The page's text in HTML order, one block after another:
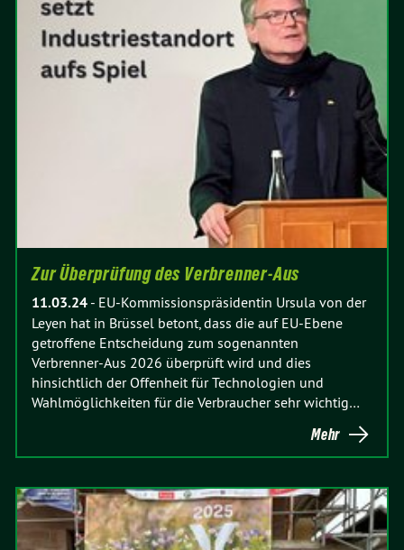
Zur Überprüfung des Verbrenner-Aus
11.03.24 - EU-Kommissionspräsidentin Ursula von der
Leyen hat in Brüssel betont, dass die auf EU-Ebene
getroffene Entscheidung zum sogenannten
Verbrenner-Aus 2026 überprüft wird und dies
hinsichtlich der Offenheit für Technologien und
Wahlmöglichkeiten für die Verbraucher sehr wichtig…
Mehr